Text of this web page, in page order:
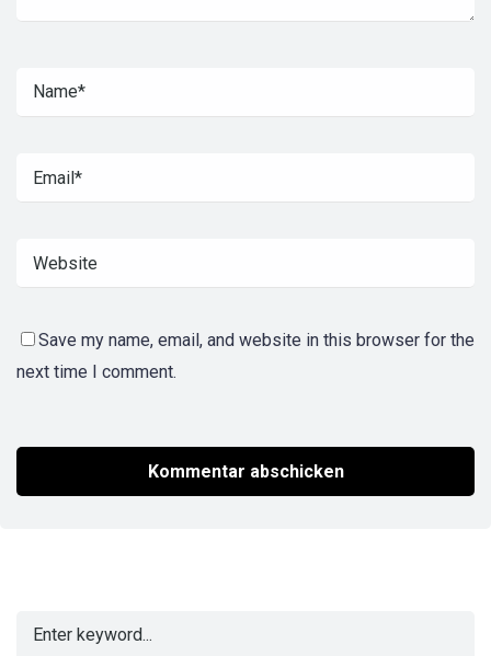
Save my name, email, and website in this browser for the
next time I comment.